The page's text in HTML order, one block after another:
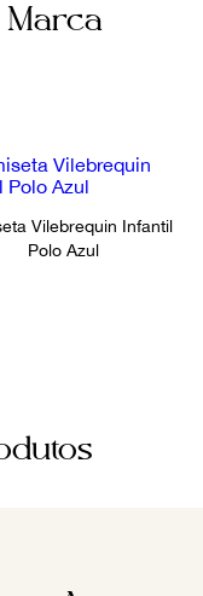
Marca
Vilebrequin Infantil
Polo Azul